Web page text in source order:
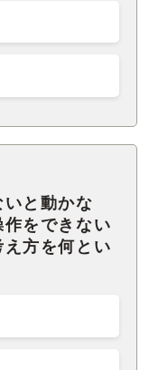
いと動かな
をできない
方を何とい